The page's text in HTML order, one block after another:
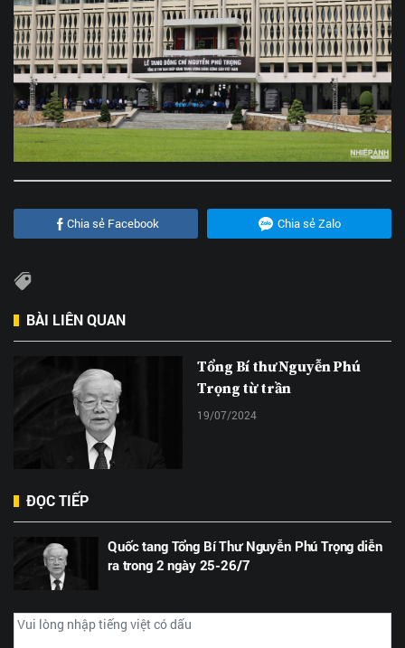
Chia sẻ Facebook Chia sẻ Zalo
BÀI LIÊN QUAN
Tổng Bí thư Nguyễn Phú
Trọng từ trần
19/07/2024
ĐỌC TIẾP
Quốc tang Tổng Bí Thư Nguyễn Phú Trọng diễn
ra trong 2 ngày 25-26/7